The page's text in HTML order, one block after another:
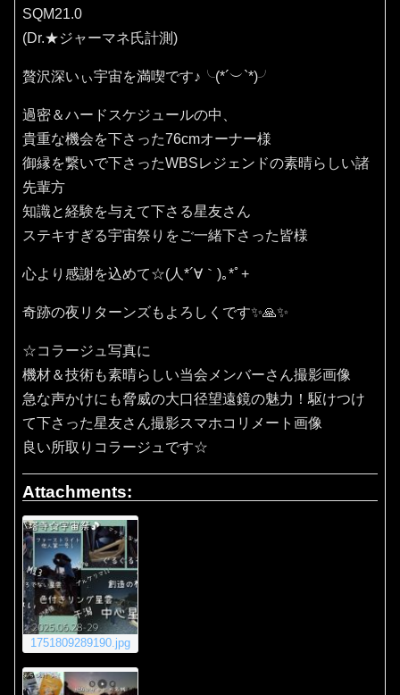
SQM21.0
(Dr.★ジャーマネ氏計測)
贅沢深いぃ宇宙を満喫です♪⁠╰⁠(⁠*⁠´⁠︶⁠`⁠*⁠)⁠╯
過密＆ハードスケジュールの中、
貴重な機会を下さった76cmオーナー様
御縁を繋いで下さったWBSレジェンドの素晴らしい諸
先輩方
知識と経験を与えて下さる星友さん
ステキすぎる宇宙祭りをご一緒下さった皆様
心より感謝を込めて☆(⁠人⁠*⁠´⁠∀⁠｀⁠)⁠｡⁠*ﾟ⁠+
奇跡の夜リターンズもよろしくです✨🙏✨️
☆コラージュ写真に
機材＆技術も素晴らしい当会メンバーさん撮影画像
急な声かけにも脅威の大口径望遠鏡の魅力！駆けつけ
て下さった星友さん撮影スマホコリメート画像
良い所取りコラージュです☆
Attachments:
1751809289190.jpg